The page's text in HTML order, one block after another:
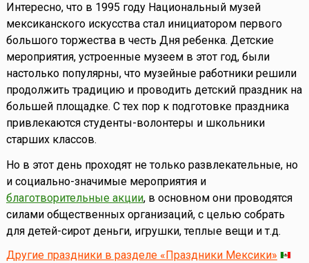
Интересно, что в 1995 году Национальный музей
мексиканского искусства стал инициатором первого
большого торжества в честь Дня ребенка. Детские
мероприятия, устроенные музеем в этот год, были
настолько популярны, что музейные работники решили
продолжить традицию и проводить детский праздник на
большей площадке. С тех пор к подготовке праздника
привлекаются студенты-волонтеры и школьники
старших классов.
Но в этот день проходят не только развлекательные, но
и социально-значимые мероприятия и
благотворительные акции, в основном они проводятся
силами общественных организаций, с целью собрать
для детей-сирот деньги, игрушки, теплые вещи и т.д.
Другие праздники в разделе «Праздники Мексики»